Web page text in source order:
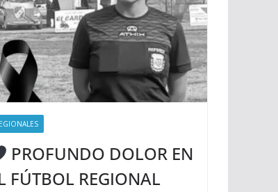
PROFUNDO DOLOR EN
FÚTBOL REGIONAL